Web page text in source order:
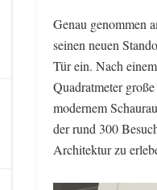
Genau genommen
seinen neuen
Tür ein. Nach
Quadratmeter
modernem
der rund 300
Architektur zu